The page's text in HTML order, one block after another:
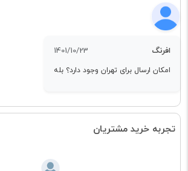
افرنگ 1401/10/23
امکان ارسال برای تهران وجود دارد؟ بله
تجربه خرید مشتریان